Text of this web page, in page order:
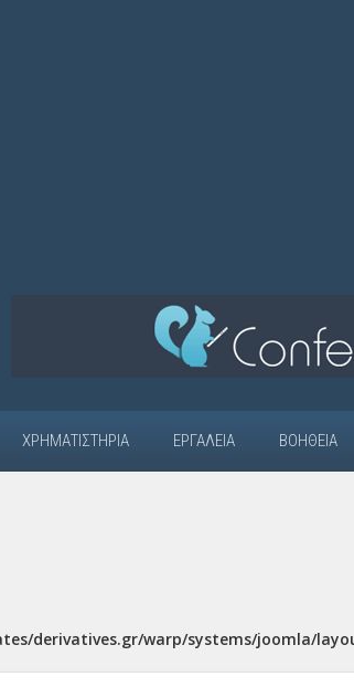
ΧΡΗΜΑΤΙΣΤΉΡΙΑ ΕΡΓΑΛΕΊΑ ΒΟΉΘΕΙΑ
derivatives.gr/warp/systems/joomla/